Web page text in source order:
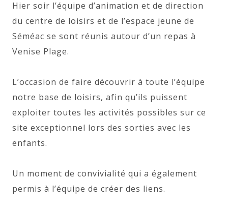
Hier soir l’équipe d’animation et de direction
du centre de loisirs et de l’espace jeune de
Séméac se sont réunis autour d’un repas à
Venise Plage.
L’occasion de faire découvrir à toute l’équipe
notre base de loisirs, afin qu’ils puissent
exploiter toutes les activités possibles sur ce
site exceptionnel lors des sorties avec les
enfants.
Un moment de convivialité qui a également
permis à l’équipe de créer des liens.